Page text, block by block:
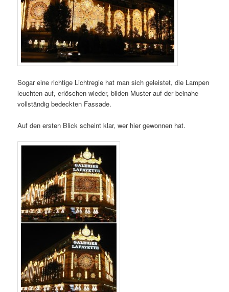
Sogar eine richtige Lichtregie hat man sich geleistet, die Lampen
leuchten auf, erlöschen wieder, bilden Muster auf der beinahe
vollständig bedeckten Fassade.
Auf den ersten Blick scheint klar, wer hier gewonnen hat.